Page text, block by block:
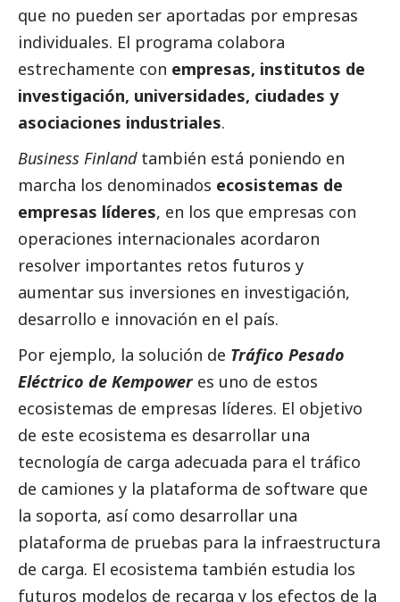
que no pueden ser aportadas por empresas
individuales. El programa colabora
estrechamente con empresas, institutos de
investigación, universidades, ciudades y
asociaciones industriales.
Business Finlandtambién está poniendo en
marcha los denominados ecosistemas de
empresas líderes, en los que empresas con
operaciones internacionales acordaron
resolver importantes retos futuros y
aumentar sus inversiones en investigación,
desarrollo e innovación en el país.
Por ejemplo, la solución de Tráfico Pesado
Eléctrico de Kempower es uno de estos
ecosistemas de empresas líderes. El objetivo
de este ecosistema es desarrollar una
tecnología de carga adecuada para el tráfico
de camiones y la plataforma de software que
la soporta, así como desarrollar una
plataforma de pruebas para la infraestructura
de carga. El ecosistema también estudia los
futuros modelos de recarga y los efectos de la